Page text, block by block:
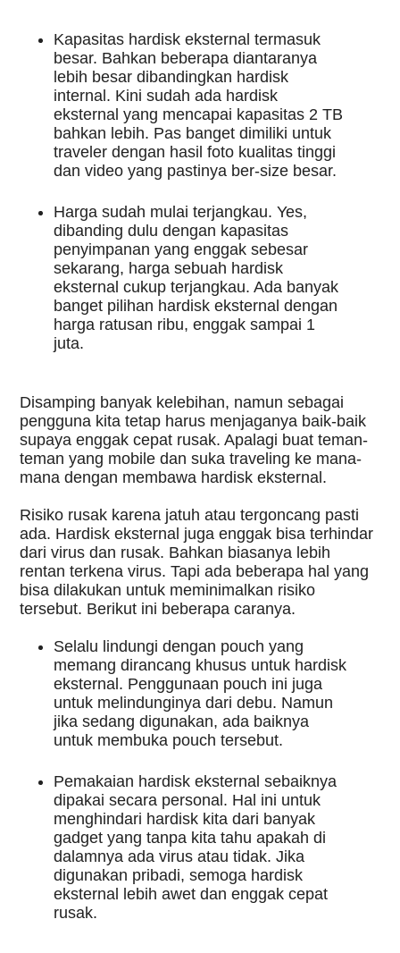
Kapasitas hardisk eksternal termasuk
besar. Bahkan beberapa diantaranya
lebih besar dibandingkan hardisk
internal. Kini sudah ada hardisk
eksternal yang mencapai kapasitas 2 TB
bahkan lebih. Pas banget dimiliki untuk
traveler dengan hasil foto kualitas tinggi
dan video yang pastinya ber-size besar.
Harga sudah mulai terjangkau. Yes,
dibanding dulu dengan kapasitas
penyimpanan yang enggak sebesar
sekarang, harga sebuah hardisk
eksternal cukup terjangkau. Ada banyak
banget pilihan hardisk eksternal dengan
harga ratusan ribu, enggak sampai 1
juta.
Disamping banyak kelebihan, namun sebagai
pengguna kita tetap harus menjaganya baik-baik
supaya enggak cepat rusak. Apalagi buat teman-
teman yang mobile dan suka traveling ke mana-
mana dengan membawa hardisk eksternal.
Risiko rusak karena jatuh atau tergoncang pasti
ada. Hardisk eksternal juga enggak bisa terhindar
dari virus dan rusak. Bahkan biasanya lebih
rentan terkena virus. Tapi ada beberapa hal yang
bisa dilakukan untuk meminimalkan risiko
tersebut. Berikut ini beberapa caranya.
Selalu lindungi dengan pouch yang
memang dirancang khusus untuk hardisk
eksternal. Penggunaan pouch ini juga
untuk melindunginya dari debu. Namun
jika sedang digunakan, ada baiknya
untuk membuka pouch tersebut.
Pemakaian hardisk eksternal sebaiknya
dipakai secara personal. Hal ini untuk
menghindari hardisk kita dari banyak
gadget yang tanpa kita tahu apakah di
dalamnya ada virus atau tidak. Jika
digunakan pribadi, semoga hardisk
eksternal lebih awet dan enggak cepat
rusak.